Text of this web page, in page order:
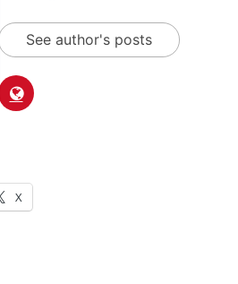
See author's posts
X